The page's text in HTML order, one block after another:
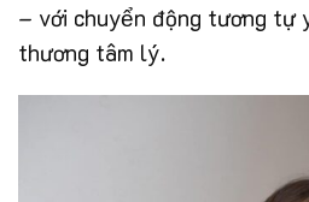
– với chuyển động tương tự
thương tâm lý.